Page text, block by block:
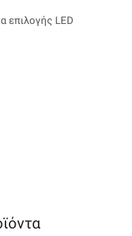
επιλογής LED